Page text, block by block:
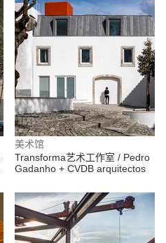
美术馆
Transforma艺术工作室 / Pedro
Gadanho + CVDB arquitectos